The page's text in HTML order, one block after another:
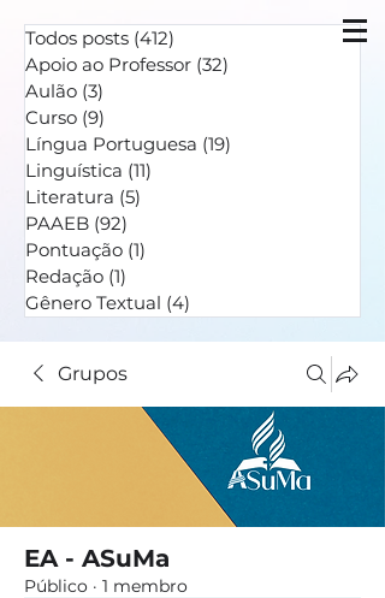
Todos posts (412)
Apoio ao Professor (32)
Aulão (3)
Curso (9)
Língua Portuguesa (19)
Linguística (11)
Literatura (5)
PAAEB (92)
Pontuação (1)
Redação (1)
Gênero Textual (4)
Grupos
EA - ASuMa
Público · 1 membro